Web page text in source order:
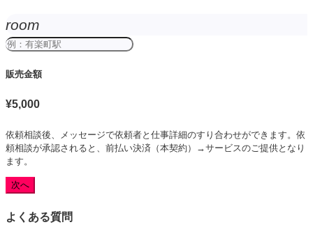
room
販売金額
¥5,000
依頼相談後、メッセージで依頼者と仕事詳細のすり合わせができます。依
頼相談が承認されると、前払い決済（本契約）→サービスのご提供となり
ます。
よくある質問